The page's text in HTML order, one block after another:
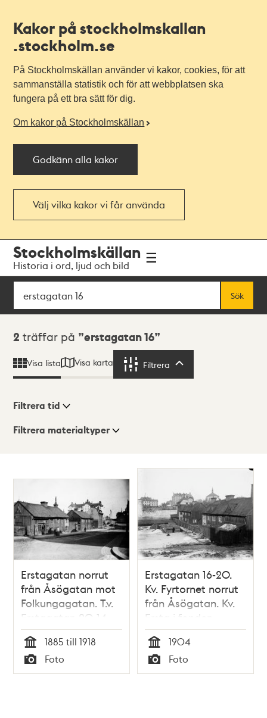
Kakor på stockholmskallan
.stockholm.se
På Stockholmskällan använder vi kakor, cookies, för att
sammanställa statistik och för att webbplatsen ska
fungera på ett bra sätt för dig.
Om kakor på Stockholmskällan
Godkänn alla kakor
Välj vilka kakor vi får använda
navigationen
huvudinnehållet
Stockholmskällan
Historia i ord, ljud och bild
Sök
Sök
Sökresultat
2 träffar på erstagatan 16
Visa lista Visa karta Filtrera
Visningsläge
Lista
Karta
Filtrera tid
Filtrera materialtyper
Erstagatan norrut
från Åsögatan mot
Folkungagatan. T.v.
Erstagatan 20-14
Tid
1885 till 1918
Typ
Foto
Erstagatan 16-20.
Kv. Fyrtornet norrut
från Åsögatan. Kv.
Ersta i fonden.
Tidigare kv.
Beckbrännaren
Större
Tid
1904
Typ
Foto